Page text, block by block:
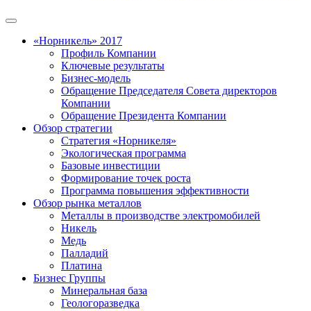
«Норникель» 2017
Профиль Компании
Ключевые результаты
Бизнес-модель
Обращение Председателя Совета директоров
Компании
Обращение Президента Компании
Обзор стратегии
Стратегия «Норникеля»
Экологическая программа
Базовые инвестиции
Формирование точек роста
Программа повышения эффективности
Обзор рынка металлов
Металлы в производстве электромобилей
Никель
Медь
Палладий
Платина
Бизнес Группы
Минеральная база
Геологоразведка